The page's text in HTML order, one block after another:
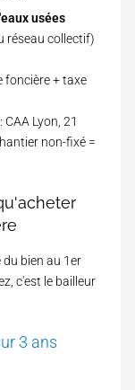
usées
réseau collectif)
foncière + taxe
: CAA Lyon, 21
non-fixé =
bien au 1er
c'est le bailleur
3 ans